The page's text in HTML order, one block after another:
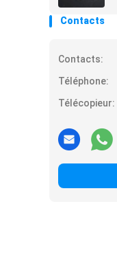
Contacts
Contacts:
Téléphone:
Télécopieur: